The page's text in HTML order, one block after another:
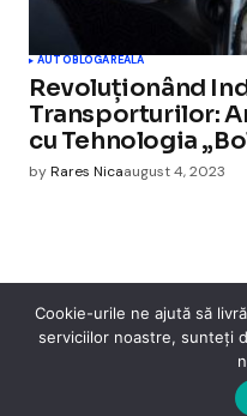
AUTOBLOGAREALA
Revoluționând
Transporturilor:
cu Tehnologia
byRares Nicaaugust 4, 2023
Cismigiu Parc
© 2024 CismigiuParc. All Rights
Moda
Cookie-urile ne ajută să
serviciilor noastre, sunteți